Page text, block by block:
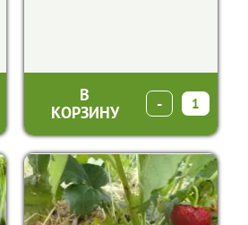
В
КОРЗИНУ
-